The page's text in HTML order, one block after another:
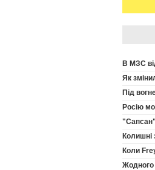
В МЗС
Як
Під
Росію
"Сапсан"
Колишні
Коли
Жодного